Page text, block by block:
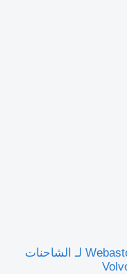
جهاز التدفئة Webasto FM (01.05-) 9023893F لـ الشاحنات